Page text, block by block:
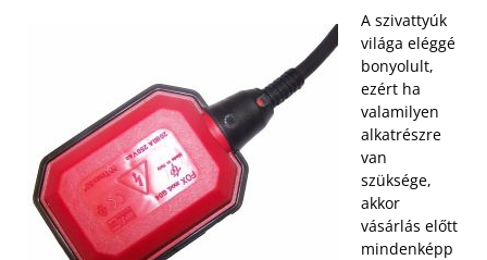
A szivattyúk
világa eléggé
bonyolult,
ezért ha
valamilyen
alkatrészre
van
szüksége,
akkor
vásárlás előtt
mindenképp